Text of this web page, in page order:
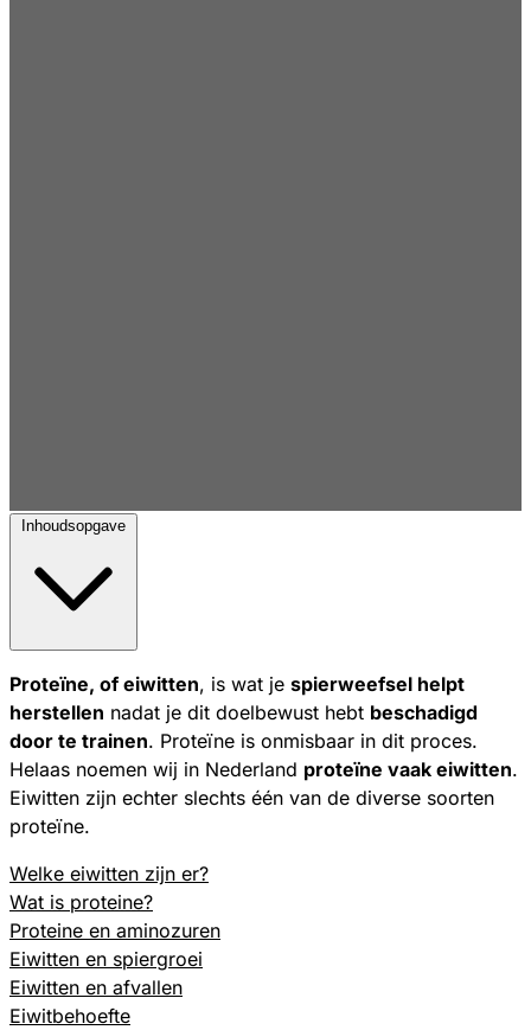
Inhoudsopgave
Proteïne, of eiwitten, is wat je spierweefsel helpt
herstellen nadat je dit doelbewust hebt beschadigd
door te trainen. Proteïne is onmisbaar in dit proces.
Helaas noemen wij in Nederland proteïne vaak eiwitten.
Eiwitten zijn echter slechts één van de diverse soorten
proteïne.
Welke eiwitten zijn er?
Wat is proteine?
Proteine en aminozuren
Eiwitten en spiergroei
Eiwitten en afvallen
Eiwitbehoefte